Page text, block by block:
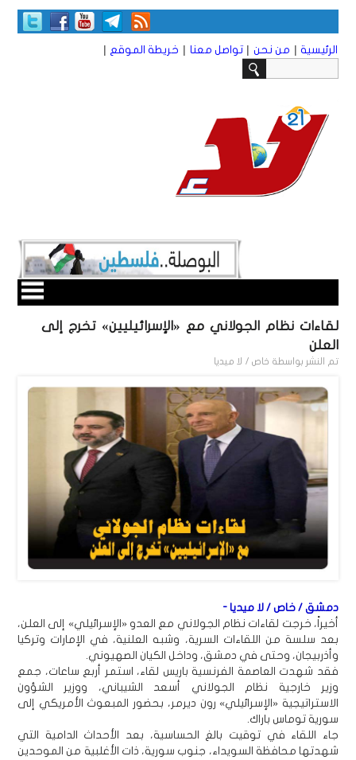
الرئيسية | من نحن | تواصل معنا | خريطة الموقع |
لقاءات نظام الجولاني مع «الإسرائيليين» تخرج إلى
العلن
تم النشر بواسطة خاص / لا ميديا
دمشق / خاص / لا ميديا -
أخيراً، خرجت لقاءات نظام الجولاني مع العدو «الإسرائيلي» إلى العلن،
بعد سلسة من اللقاءات السرية، وشبه العلنية، في الإمارات وتركيا
وأذربيجان، وحتى في دمشق، وداخل الكيان الصهيوني.
فقد شهدت العاصمة الفرنسية باريس لقاء، استمر أربع ساعات، جمع
وزير خارجية نظام الجولاني أسعد الشيباني، ووزير الشؤون
الاستراتيجية «الإسرائيلي» رون ديرمر، بحضور المبعوث الأمريكي إلى
سورية توماس باراك.
جاء اللقاء في توقيت بالغ الحساسية، بعد الأحداث الدامية التي
شهدتها محافظة السويداء، جنوب سورية، ذات الأغلبية من الموحدين